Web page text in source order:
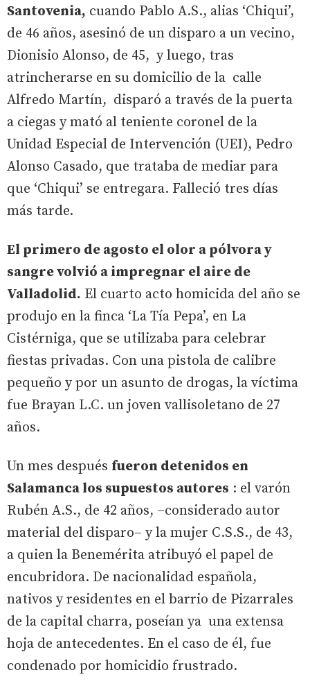
Santovenia, cuando Pablo A.S., alias ‘Chiqui’,
de 46 años, asesinó de un disparo a un vecino,
Dionisio Alonso, de 45, y luego, tras
atrincherarse en su domicilio de la calle
Alfredo Martín, disparó a través de la puerta
a ciegas y mató al teniente coronel de la
Unidad Especial de Intervención (UEI), Pedro
Alonso Casado, que trataba de mediar para
que ‘Chiqui’ se entregara. Falleció tres días
más tarde.
El primero de agosto el olor a pólvora y
sangre volvió a impregnar el aire de
Valladolid. El cuarto acto homicida del año se
produjo en la finca ‘La Tía Pepa’, en La
Cistérniga, que se utilizaba para celebrar
fiestas privadas. Con una pistola de calibre
pequeño y por un asunto de drogas, la víctima
fue Brayan L.C. un joven vallisoletano de 27
años.
Un mes después fueron detenidos en
Salamanca los supuestos autores : el varón
Rubén A.S., de 42 años, –considerado autor
material del disparo– y la mujer C.S.S., de 43,
a quien la Benemérita atribuyó el papel de
encubridora. De nacionalidad española,
nativos y residentes en el barrio de Pizarrales
de la capital charra, poseían ya una extensa
hoja de antecedentes. En el caso de él, fue
condenado por homicidio frustrado.